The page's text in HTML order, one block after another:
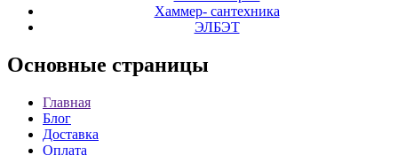
Хаммер- сантехника
ЭЛБЭТ
Основные страницы
Главная
Блог
Доставка
Оплата